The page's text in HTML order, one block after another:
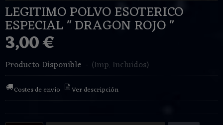
LEGITIMO POLVO ESOTERICO
ESPECIAL " DRAGON ROJO "
3,00 €
Producto Disponible - (Imp. Incluidos)
Costes de envío Ver descripción